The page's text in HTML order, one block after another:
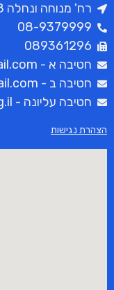
רח' מנוחה ונחלה 58 רחובות
08-9379999
089361296
חטיבה א - hativaa1@gmail.com
חטיבה ב - ayelet181161@gmail.com
חטיבה עליונה - deshaliths@educ.org.il
הצהרת נגישות